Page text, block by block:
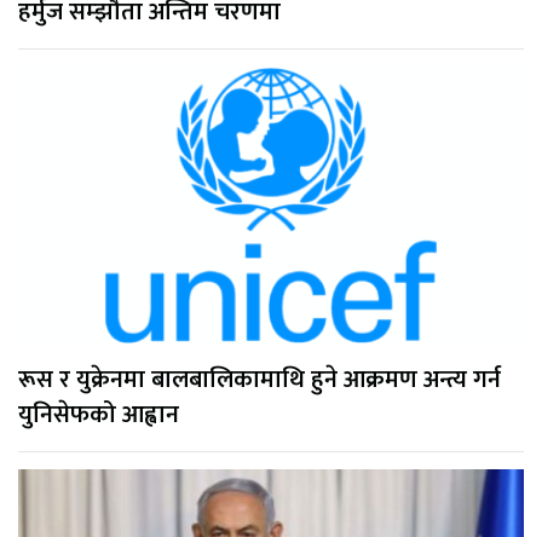
हर्मुज सम्झौता अन्तिम चरणमा
रूस र युक्रेनमा बालबालिकामाथि हुने आक्रमण अन्त्य गर्न
युनिसेफको आह्वान